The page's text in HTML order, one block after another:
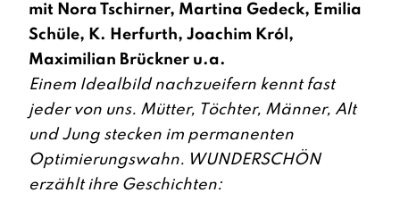
mit Nora Tschirner, Martina Gedeck, Emilia
Schüle, K. Herfurth, Joachim Król,
Maximilian Brückner u.a.
Einem Idealbild nachzueifern kennt fast
jeder von uns. Mütter, Töchter, Männer, Alt
und Jung stecken im permanenten
Optimierungswahn. WUNDERSCHÖN
erzählt ihre Geschichten: